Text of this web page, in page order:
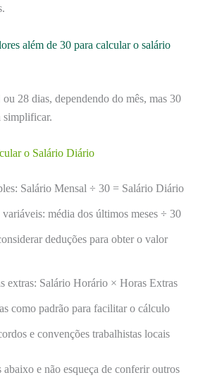
além de 30 para calcular o salário
28 dias, dependendo do mês, mas 30
simplificar.
o Salário Diário
Salário Mensal ÷ 30 = Salário Diário
variáveis: média dos últimos meses ÷ 30
deduções para obter o valor
extras: Salário Horário × Horas Extras
como padrão para facilitar o cálculo
e convenções trabalhistas locais
e não esqueça de conferir outros